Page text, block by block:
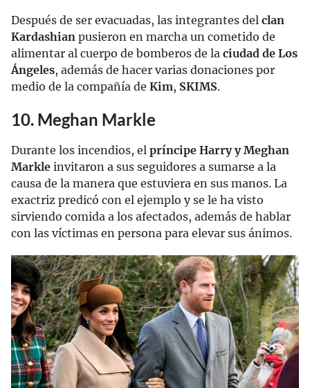
Después de ser evacuadas, las integrantes del clan
Kardashian pusieron en marcha un cometido de
alimentar al cuerpo de bomberos de la ciudad de Los
Ángeles, además de hacer varias donaciones por
medio de la compañía de Kim, SKIMS.
10. Meghan Markle
Durante los incendios, el príncipe Harry y Meghan
Markle invitaron a sus seguidores a sumarse a la
causa de la manera que estuviera en sus manos. La
exactriz predicó con el ejemplo y se le ha visto
sirviendo comida a los afectados, además de hablar
con las víctimas en persona para elevar sus ánimos.